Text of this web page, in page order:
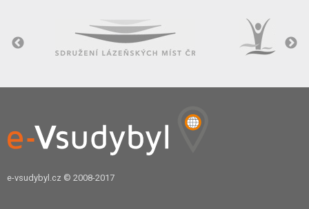
e-vsudybyl.cz © 2008-2017